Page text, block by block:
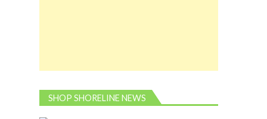
SHOP SHORELINE NEWS